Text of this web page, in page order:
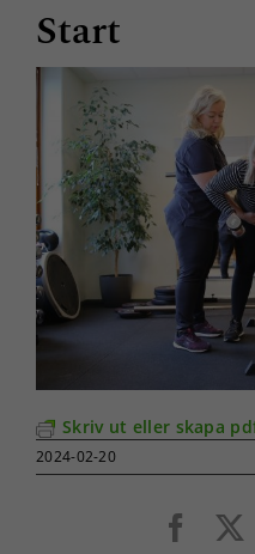
Start
Skriv ut eller skapa
2024-02-20